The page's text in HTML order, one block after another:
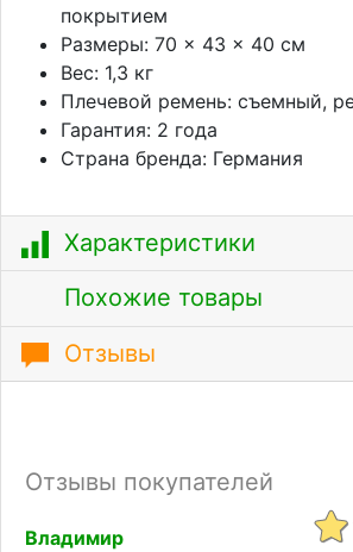
покрытием
Размеры: 70 × 43 × 40 см
Вес: 1,3 кг
Плечевой ремень: съемный,
Гарантия: 2 года
Страна бренда: Германия
Характеристики
Похожие товары
Отзывы
Отзывы покупателей
Владимир